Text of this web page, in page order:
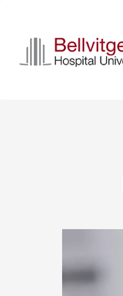
contingut